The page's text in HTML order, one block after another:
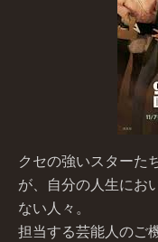
クセの強いスターた
が、自分の人生にお
ない人々。
担当する芸能人のご